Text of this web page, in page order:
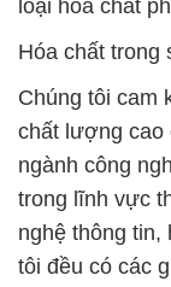
loại hóa chất
Hóa chất trong
Chúng tôi cam
chất lượng cao
ngành công
trong lĩnh vực
nghệ thông tin,
tôi đều có các